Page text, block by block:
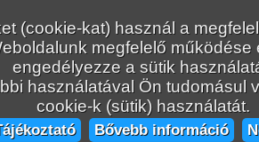
(cookie-kat) használ a
megfelelő működése
engedélyezze a sütik
használatával Ön tudomásul
cookie-k (sütik) használatát.
Bővebb információ